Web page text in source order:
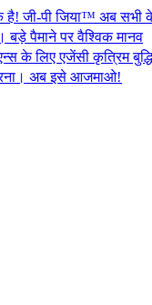
पी जिया™ अब सभी के
पर वैश्विक मानव
एजेंसी कृत्रिम बुद्धिमत्ता
अब इसे आजमाओ!​​